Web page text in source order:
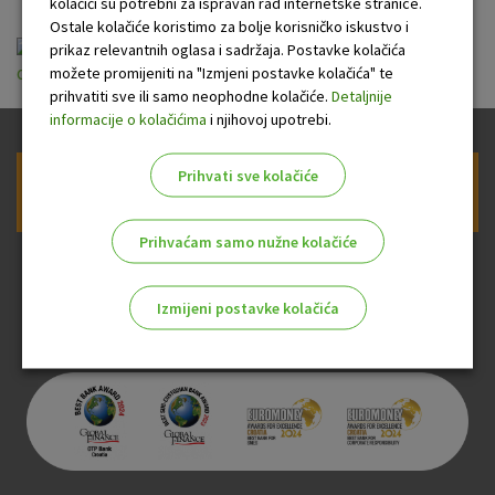
opci_uvjeti_odobravanja_kredita_suvlasnicima_zgrada.pdf
Prijava na newsletter OTP banke
Ostale kolačiće koristimo za bolje korisničko iskustvo i
prikaz relevantnih oglasa i sadržaja. Postavke kolačića
možete promijeniti na "Izmjeni postavke kolačića" te
prihvatiti sve ili samo neophodne kolačiće. Detaljnije
informacije o kolačićima i njihovoj upotrebi.
Prihvati sve kolačiće
Prihvaćam samo nužne kolačiće
Izmijeni postavke kolačića